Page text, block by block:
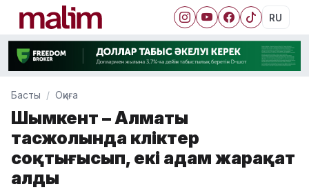
RU
Басты Оқиға
Шымкент – Алматы
тасжолында көліктер
соқтығысып, екі адам жарақат
алды